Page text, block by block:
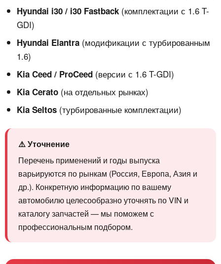
Hyundai i30 / i30 Fastback (комплектации с 1.6 T-
GDI)
Hyundai Elantra (модификации с турбированным
1.6)
Kia Ceed / ProCeed (версии с 1.6 T-GDI)
Kia Cerato (на отдельных рынках)
Kia Seltos (турбированные комплектации)
⚠️ Уточнение
Перечень применений и годы выпуска
варьируются по рынкам (Россия, Европа, Азия и
др.). Конкретную информацию по вашему
автомобилю целесообразно уточнять по VIN и
каталогу запчастей — мы поможем с
профессиональным подбором.